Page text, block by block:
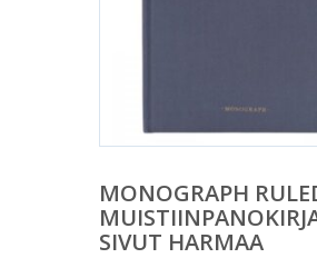
MONOGRAPH
SIVUT HARMAA